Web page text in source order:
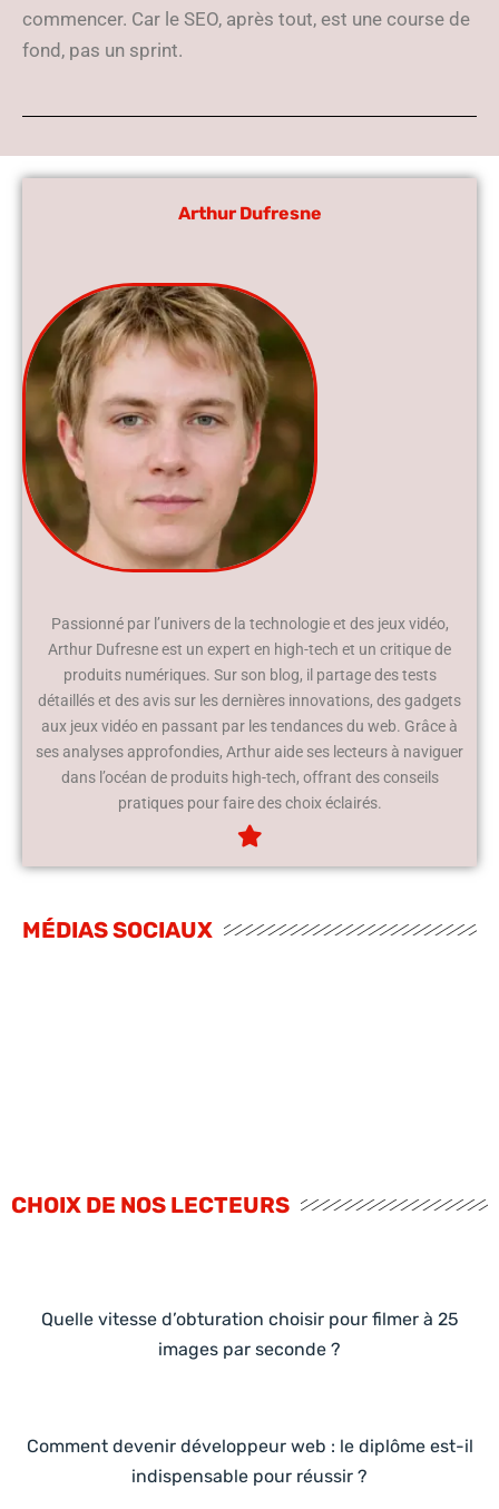
commencer. Car le SEO, après tout, est une course de
fond, pas un sprint.
Arthur Dufresne
Passionné par l’univers de la technologie et des jeux vidéo,
Arthur Dufresne est un expert en high-tech et un critique de
produits numériques. Sur son blog, il partage des tests
détaillés et des avis sur les dernières innovations, des gadgets
aux jeux vidéo en passant par les tendances du web. Grâce à
ses analyses approfondies, Arthur aide ses lecteurs à naviguer
dans l’océan de produits high-tech, offrant des conseils
pratiques pour faire des choix éclairés.
MÉDIAS SOCIAUX
CHOIX DE NOS LECTEURS
Quelle vitesse d’obturation choisir pour filmer à 25
images par seconde ?
Comment devenir développeur web : le diplôme est-il
indispensable pour réussir ?